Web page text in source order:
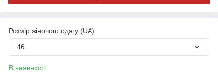
Розмір жіночого одягу (UA)
46
В наявності